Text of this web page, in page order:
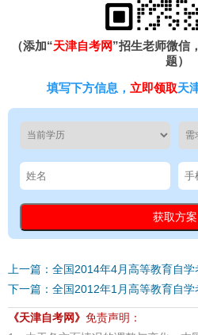
（添加“天津自考网”招生老师微信
题）
填写下方信息， 立即领取天
上一篇：全国2014年4月高等教育自
下一篇：全国2012年1月高等教育自
《天津自考网》 免责声明：